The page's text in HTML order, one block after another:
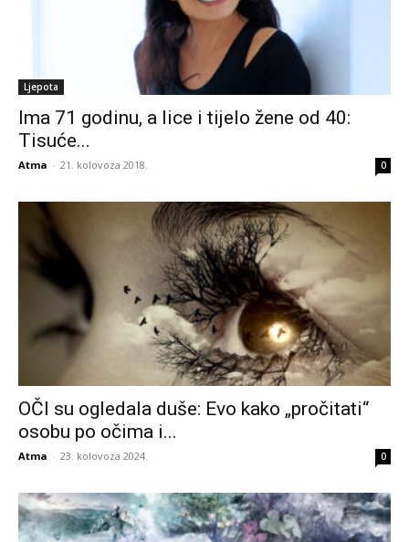
Ljepota
Ima 71 godinu, a lice i tijelo žene od 40:
Tisuće...
Atma - 21. kolovoza 2018. 0
OČI su ogledala duše: Evo kako „pročitati“
osobu po očima i...
Atma - 23. kolovoza 2024. 0